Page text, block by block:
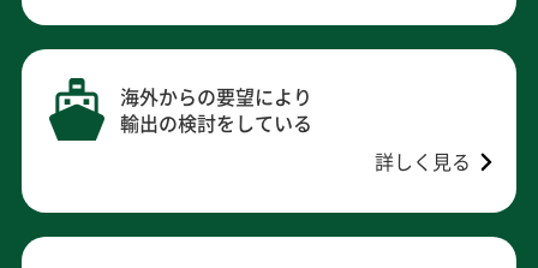
海外からの要望により
輸出の検討をしている
詳しく見る